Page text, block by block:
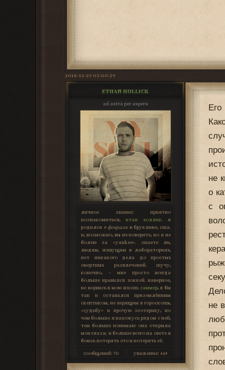
2018-12-23 03:00:29
ETHAN HOLLICK
ad astra per aspera
личное звание: приятно
познакомиться,итан холлик . я
родился 9 февраляв бруклине, сша.
и, возможно, вы не поверите, но я не
болею за «yankee». знаете ли,
людям, живущим в лабораториях,
нет никакого дела до простых
смертных развлечений. шучу,
конечно, – мне просто всегда
больше нравился хоккей. наверное,
не ворвись в мою жизнь саммер, я бы
так и оставался приземлённым
скептиком, не верящим в гороскопы,
«судьбу» и прочую эзотерику, но
чем больше я нахожусь рядом с ней,
тем больше понимаю: она открыла
мои глаза; и больше всего на свете я
боюсь потерять это и потерять её.
сообщений:70 уважение: +14
не
о
с
не